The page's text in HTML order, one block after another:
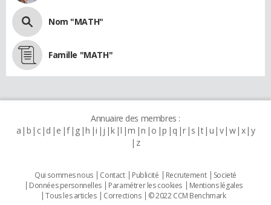
Nom "MATH"
Famille "MATH"
Annuaire des membres :
a b c d e f g h i j k l m n o p q r s t u v w x y
z
Qui sommes nous Contact Publicité Recrutement
Societé
Données personnelles
Paramétrer les cookies
Mentions légales
Tous les articles
Corrections © 2022 CCM Benchmark